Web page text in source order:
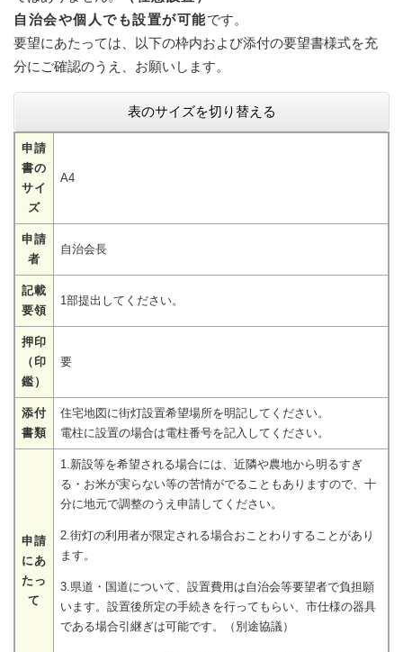
自治会や個人でも設置が可能です。
要望にあたっては、以下の枠内および添付の要望書様式を充
分にご確認のうえ、お願いします。
表のサイズを切り替える
申請
書の
サイ
ズ
A4
申請
者
自治会長
記載
要領
1部提出してください。
押印
（印
鑑）
要
添付
書類
住宅地図に街灯設置希望場所を明記してください。
電柱に設置の場合は電柱番号を記入してください。
申請
にあ
たっ
て
1.新設等を希望される場合には、近隣や農地から明るすぎ
る・お米が実らない等の苦情がでることもありますので、十
分に地元で調整のうえ申請してください。
2.街灯の利用者が限定される場合おことわりすることがあり
ます。
3.県道・国道について、設置費用は自治会等要望者で負担願
います。設置後所定の手続きを行ってもらい、市仕様の器具
である場合引継ぎは可能です。（別途協議）